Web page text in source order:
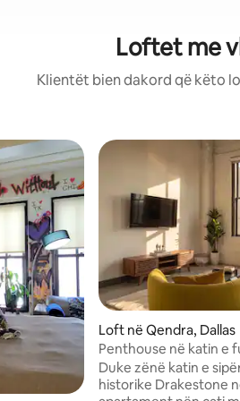
Loftet me
Klientët bien dakord që këto
Loft në Qendra, Dallas
Penthouse në katin e
Tarracë | 232 m²
Duke zënë katin e
historike Drakestone